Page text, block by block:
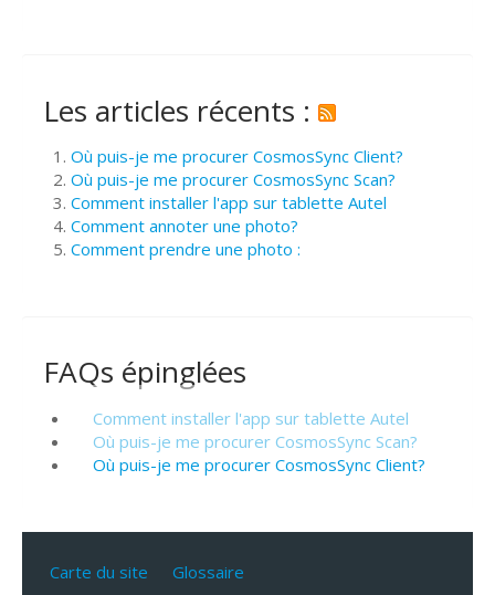
Les articles récents :
Où puis-je me procurer CosmosSync Client?
Où puis-je me procurer CosmosSync Scan?
Comment installer l'app sur tablette Autel
Comment annoter une photo?
Comment prendre une photo :
FAQs épinglées
Comment installer l'app sur tablette Autel
Où puis-je me procurer CosmosSync Scan?
Où puis-je me procurer CosmosSync Client?
Carte du site Glossaire